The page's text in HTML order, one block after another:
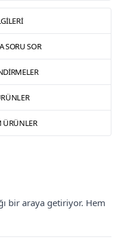
SORU SOR
ÜRÜNLER
bir araya getiriyor. Hem